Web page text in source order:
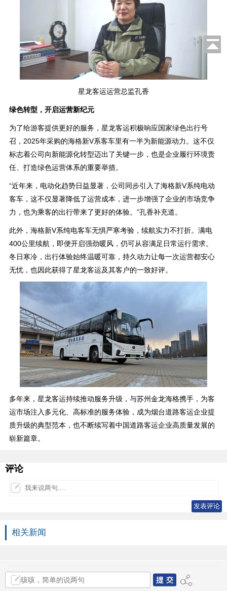
星龙客运运营总监孔香
绿色转型，开启运营新纪元
为了给游客提供更好的服务，星龙客运积极响应国家绿色出行号
召，2025年采购的海格新V系客车里有一半为新能源动力。这不仅
标志着公司向新能源化转型迈出了关键一步，也是企业履行环境责
任、打造绿色运营体系的重要举措。
“近年来，电动化趋势日益显著，公司同步引入了海格新V系纯电动
客车，这不仅显著降低了运营成本，进一步增强了企业的市场竞争
力，也为乘客的出行带来了更好的体验。”孔香补充道。
此外，海格新V系纯电客车无惧严寒考验，续航实力不打折。满电
400公里续航，即便开启强劲暖风，仍可从容满足日常运行需求。
冬日寒冷，出行体验始终温暖可靠，持久动力让每一次运营都安心
无忧，也因此获得了星龙客运及其客户的一致好评。
多年来，星龙客运持续推动服务升级，与苏州金龙海格携手，为客
运市场注入多元化、高标准的服务体验，成为烟台道路客运企业提
质升级的典型范本，也不断续写着中国道路客运企业高质量发展的
崭新篇章。
评论
相关新闻